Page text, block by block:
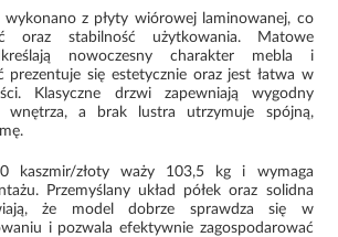
z płyty wiórowej laminowanej, co
oraz stabilność użytkowania. Matowe
nowoczesny charakter mebla i
prezentuje się estetycznie oraz jest łatwa w
Klasyczne drzwi zapewniają wygodny
wnętrza, a brak lustra utrzymuje spójną,
kaszmir/złoty waży 103,5 kg i wymaga
Przemyślany układ półek oraz solidna
że model dobrze sprawdza się w
i pozwala efektywnie zagospodarować